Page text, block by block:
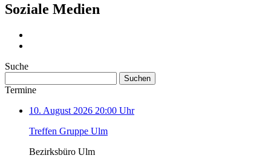
Soziale Medien
Suche
nach:
Termine
10. August 2026 20:00 Uhr
Treffen Gruppe Ulm
Bezirksbüro Ulm